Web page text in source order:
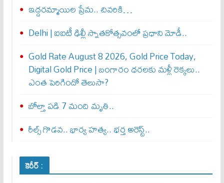
ఇద్దరమ్మాయిల ప్రేమ.. చివరికి…
Delhi | ఐఐటీ ఢిల్లీ స్నాతకోత్సవంలో ప్రధాని మోడీ..
Gold Rate August 8 2026, Gold Price Today,
Digital Gold Price | బంగారం ధరలకు మళ్లీ రెక్కలు..
ఎంత పెరిగిందో తెలుసా?
బోల్తా పడి 7 మంది మృతి..
రీల్స్ గొడవ.. భార్య హత్య.. భర్త అరెస్ట్..
కెరీర్ :